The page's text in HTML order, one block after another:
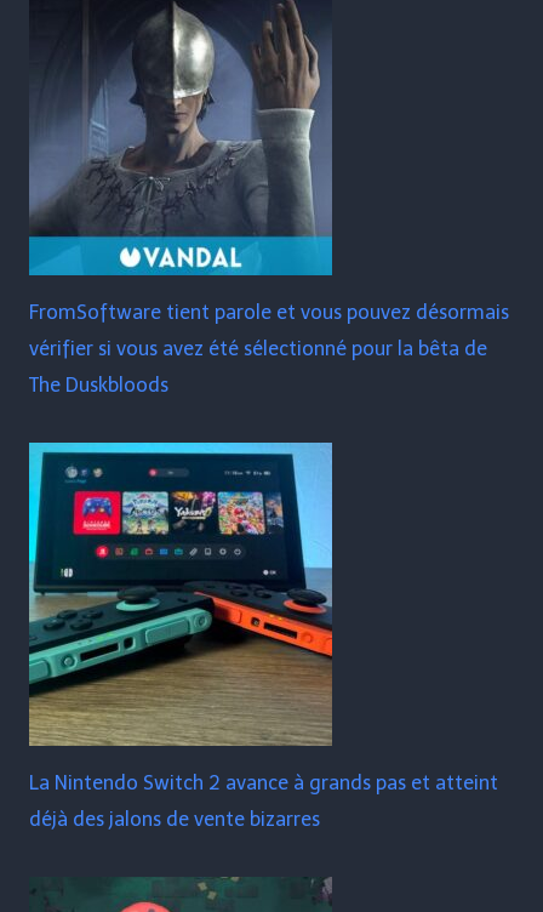
FromSoftware tient parole et vous pouvez désormais
vérifier si vous avez été sélectionné pour la bêta de
The Duskbloods
La Nintendo Switch 2 avance à grands pas et atteint
déjà des jalons de vente bizarres